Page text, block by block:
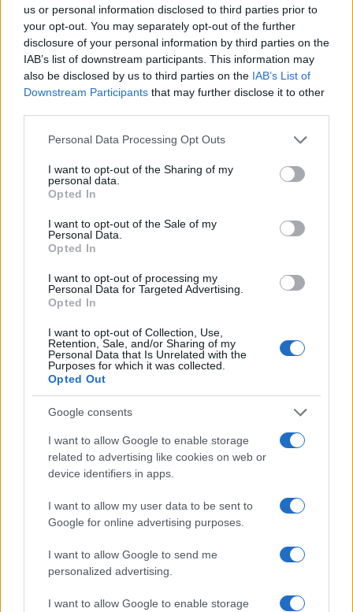
us or personal information disclosed to third parties prior to
your opt-out. You may separately opt-out of the further
disclosure of your personal information by third parties on the
IAB’s list of downstream participants. This information may
also be disclosed by us to third parties on the IAB’s List of
Downstream Participants that may further disclose it to other
Please note that this website/app uses one or more Google
not limited to your visit or usage behaviour. You may click to
grant or deny consent to Google and its third-party tags to
use your data for below specified purposes in below Google
consent section.
Personal Data Processing Opt Outs
I want to opt-out of the Sharing of my
personal data.
Opted In
I want to opt-out of the Sale of my
Personal Data.
Opted In
I want to opt-out of processing my
Personal Data for Targeted Advertising.
Opted In
I want to opt-out of Collection, Use,
Retention, Sale, and/or Sharing of my
Personal Data that Is Unrelated with the
Purposes for which it was collected.
Opted Out
Google consents
I want to allow Google to enable storage
related to advertising like cookies on web or
device identifiers in apps.
I want to allow my user data to be sent to
Google for online advertising purposes.
I want to allow Google to send me
personalized advertising.
I want to allow Google to enable storage
κερδών 57% - Τα νέα
alcohol
σύμβουλος της ΔΕΗ για την
αγορά ενέργειας
Η Chery επενδύει 75 εκατ. δολάρια στην KG Mobility
Το FIAT 500 Hybrid τώρα
από 18.990 ευρώ
συνεχίζουν μαζί: Ανανέωση
της συνεργασίας τους μέχρι
το 2028
18η συνεχόμενη χρονιά για τον ΟΤΕ στη διεθνή σειρά
δεικτών FTSE4Good